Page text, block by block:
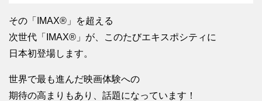
その「IMAX®」を超える
次世代「IMAX®」が、このたびエキスポシティに
日本初登場します。
世界で最も進んだ映画体験への
期待の高まりもあり、話題になっています！